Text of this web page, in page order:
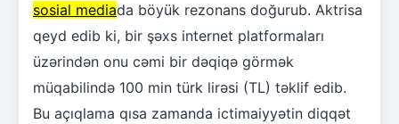
sosial mediada böyük rezonans doğurub. Aktrisa
qeyd edib ki, bir şəxs internet platformaları
üzərindən onu cəmi bir dəqiqə görmək
müqabilində 100 min türk lirəsi (TL) təklif edib.
Bu açıqlama qısa zamanda ictimaiyyətin diqqət